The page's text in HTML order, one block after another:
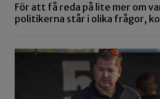
För att få reda på lite mer om
politikerna står i olika frågor,